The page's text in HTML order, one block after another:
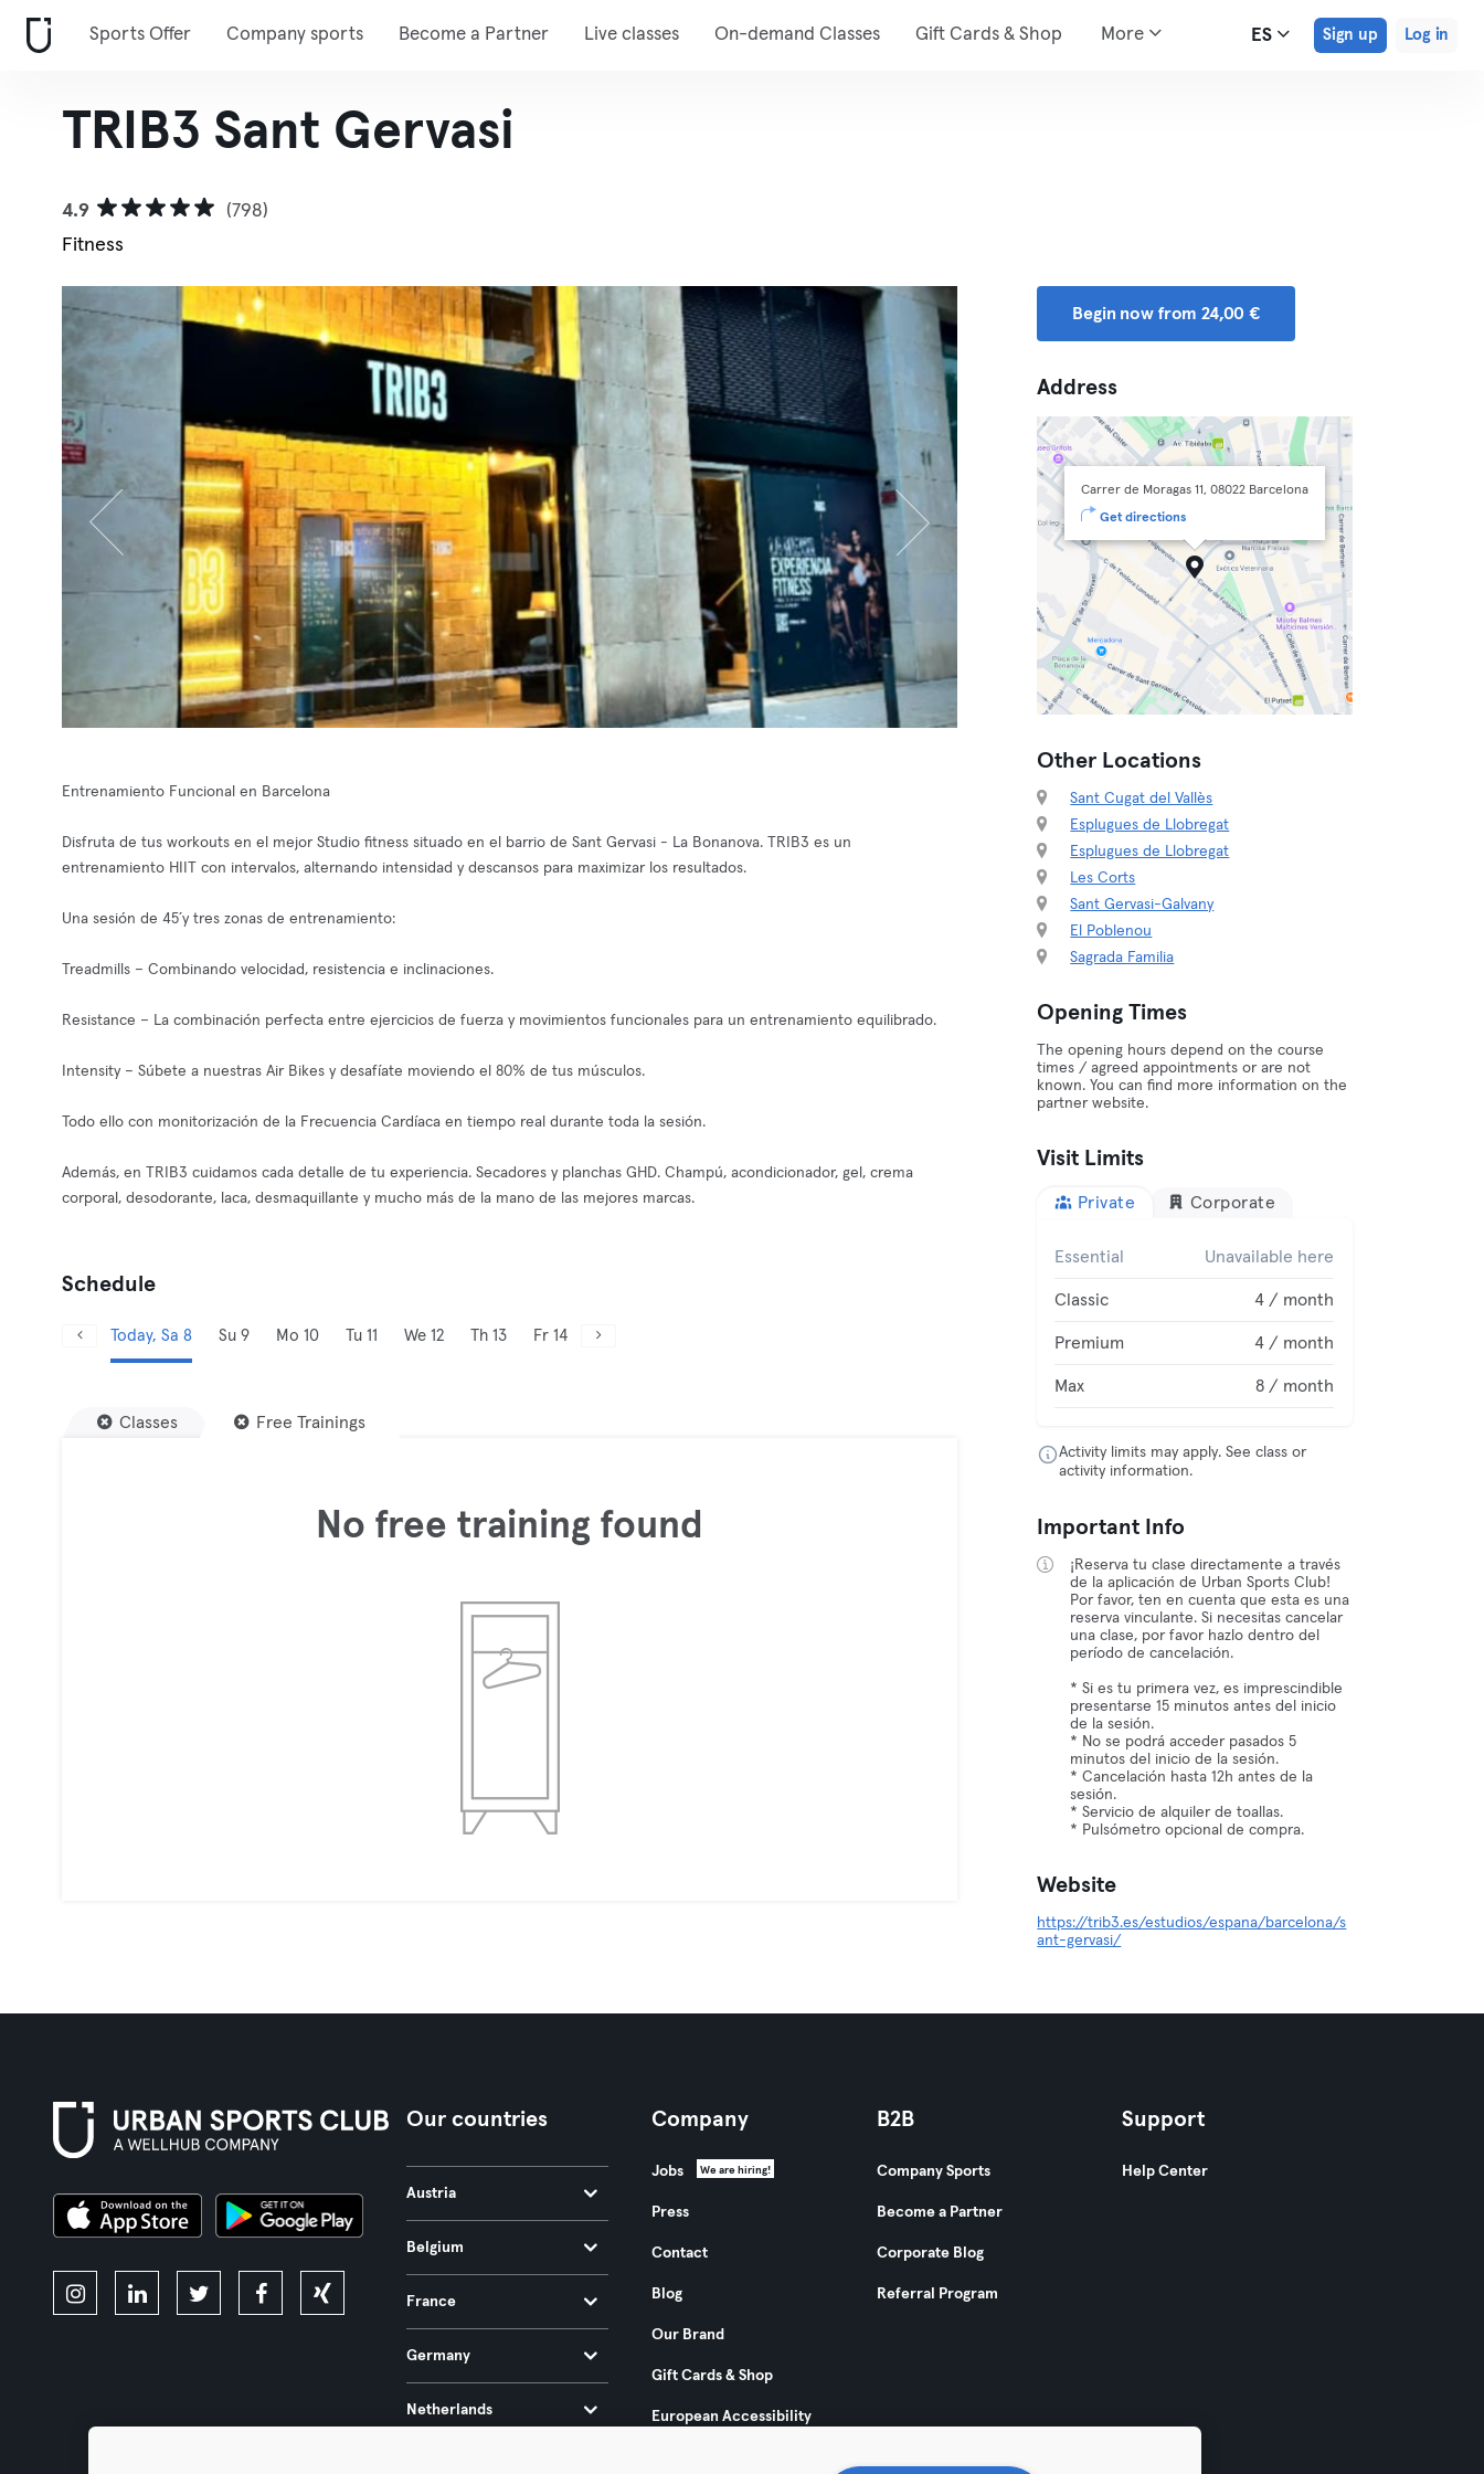
Sports Offer Company sports Become a Partner Live classes On-demand Classes Gift Cards & Shop More ES Sign up Log in
TRIB3 Sant Gervasi
4.9
(798)
Fitness
Entrenamiento Funcional en Barcelona
Disfruta de tus workouts en el mejor Studio fitness situado en el barrio de Sant Gervasi - La Bonanova. TRIB3 es un
entrenamiento HIIT con intervalos, alternando intensidad y descansos para maximizar los resultados.
Una sesión de 45´y tres zonas de entrenamiento:
Treadmills – Combinando velocidad, resistencia e inclinaciones.
Resistance – La combinación perfecta entre ejercicios de fuerza y movimientos funcionales para un entrenamiento equilibrado.
Intensity – Súbete a nuestras Air Bikes y desafíate moviendo el 80% de tus músculos.
Todo ello con monitorización de la Frecuencia Cardíaca en tiempo real durante toda la sesión.
Además, en TRIB3 cuidamos cada detalle de tu experiencia. Secadores y planchas GHD. Champú, acondicionador, gel, crema
corporal, desodorante, laca, desmaquillante y mucho más de la mano de las mejores marcas.
Schedule
Today, Sa 8 Su 9 Mo 10 Tu 11 We 12 Th 13 Fr 14
Classes Free Trainings
No free training found
Begin now from 24,00 €
Address
Carrer de Moragas 11, 08022 Barcelona
Get directions
Other Locations
Sant Cugat del Vallès
Esplugues de Llobregat
Esplugues de Llobregat
Les Corts
Sant Gervasi-Galvany
El Poblenou
Sagrada Familia
Opening Times
The opening hours depend on the course
times / agreed appointments or are not
known. You can find more information on the
partner website.
Visit Limits
Private Corporate
Essential Unavailable here
Classic 4 / month
Premium 4 / month
Max 8 / month
Activity limits may apply. See class or
activity information.
Important Info
¡Reserva tu clase directamente a través
de la aplicación de Urban Sports Club!
Por favor, ten en cuenta que esta es una
reserva vinculante. Si necesitas cancelar
una clase, por favor hazlo dentro del
período de cancelación.
* Si es tu primera vez, es imprescindible
presentarse 15 minutos antes del inicio
de la sesión.
* No se podrá acceder pasados 5
minutos del inicio de la sesión.
* Cancelación hasta 12h antes de la
sesión.
* Servicio de alquiler de toallas.
* Pulsómetro opcional de compra.
Website
https://trib3.es/estudios/espana/barcelona/s
ant-gervasi/
Our countries
Austria
Belgium
France
Germany
Netherlands
Company
Jobs We are hiring!
Press
Contact
Blog
Our Brand
Gift Cards & Shop
European Accessibility
B2B
Company Sports
Become a Partner
Corporate Blog
Referral Program
Support
Help Center